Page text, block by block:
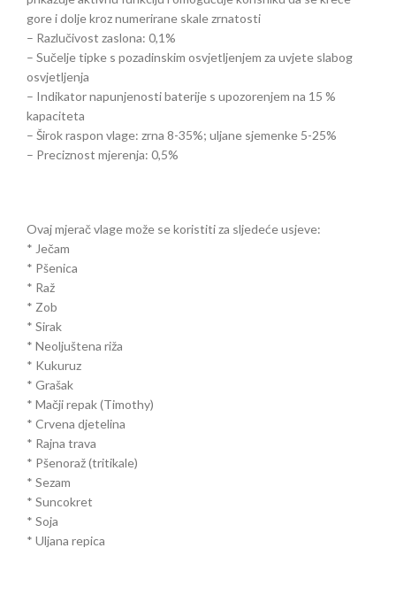
gore i dolje kroz numerirane skale zrnatosti
– Razlučivost zaslona: 0,1%
– Sučelje tipke s pozadinskim osvjetljenjem za uvjete slabog
osvjetljenja
– Indikator napunjenosti baterije s upozorenjem na 15 %
kapaciteta
– Širok raspon vlage: zrna 8-35%; uljane sjemenke 5-25%
– Preciznost mjerenja: 0,5%
Ovaj mjerač vlage može se koristiti za sljedeće usjeve:
* Ječam
* Pšenica
* Raž
* Zob
* Sirak
* Neoljuštena riža
* Kukuruz
* Grašak
* Mačji repak (Timothy)
* Crvena djetelina
* Rajna trava
* Pšenoraž (tritikale)
* Sezam
* Suncokret
* Soja
* Uljana repica